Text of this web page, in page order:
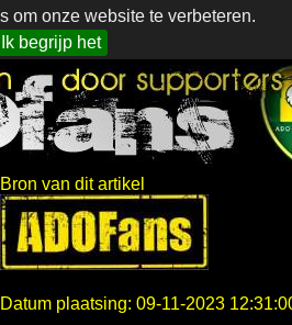
om onze website te verbeteren.
Ik begrijp het
Bron van dit artikel
Datum plaatsing: 09-11-2023